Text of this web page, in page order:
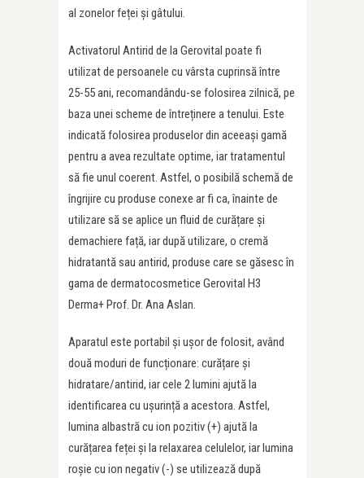
al zonelor feței și gâtului.
Activatorul Antirid de la Gerovital poate fi
utilizat de persoanele cu vârsta cuprinsă între
25-55 ani, recomandându-se folosirea zilnică, pe
baza unei scheme de întreținere a tenului. Este
indicată folosirea produselor din aceeași gamă
pentru a avea rezultate optime, iar tratamentul
să fie unul coerent. Astfel, o posibilă schemă de
îngrijire cu produse conexe ar fi ca, înainte de
utilizare să se aplice un fluid de curățare și
demachiere față, iar după utilizare, o cremă
hidratantă sau antirid, produse care se găsesc în
gama de dermatocosmetice Gerovital H3
Derma+ Prof. Dr. Ana Aslan.
Aparatul este portabil și ușor de folosit, având
două moduri de funcționare: curățare și
hidratare/antirid, iar cele 2 lumini ajută la
identificarea cu ușurință a acestora. Astfel,
lumina albastră cu ion pozitiv (+) ajută la
curățarea feței și la relaxarea celulelor, iar lumina
roșie cu ion negativ (-) se utilizează după